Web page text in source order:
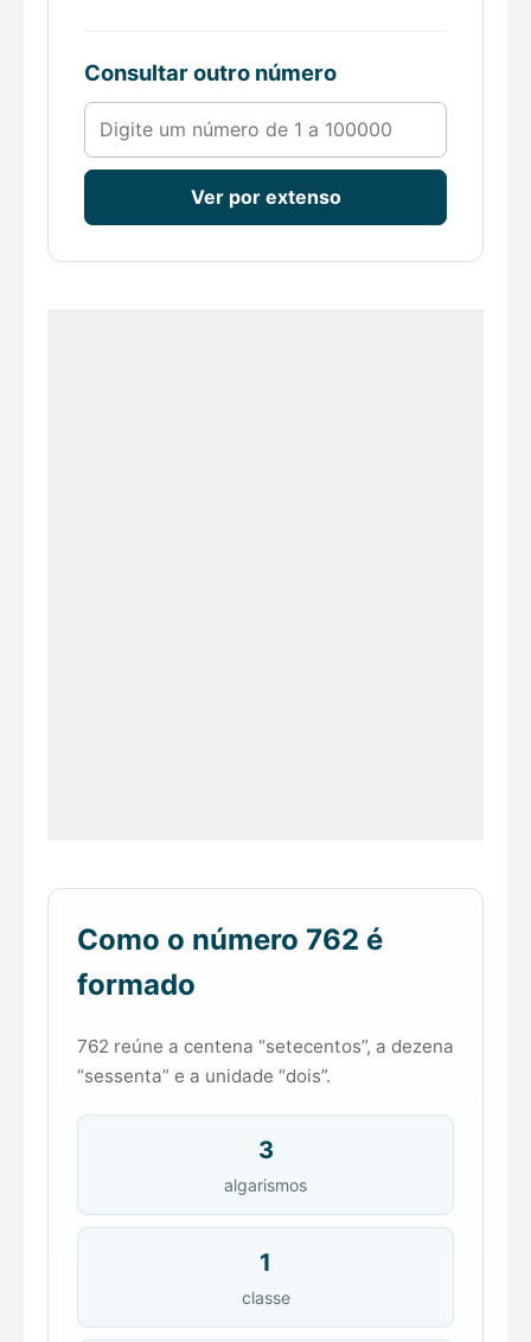
Consultar outro número
Número de 1 a 100000
Ver por extenso
Como o número 762 é
formado
762 reúne a centena “setecentos”, a dezena
“sessenta” e a unidade “dois”.
3
algarismos
1
classe